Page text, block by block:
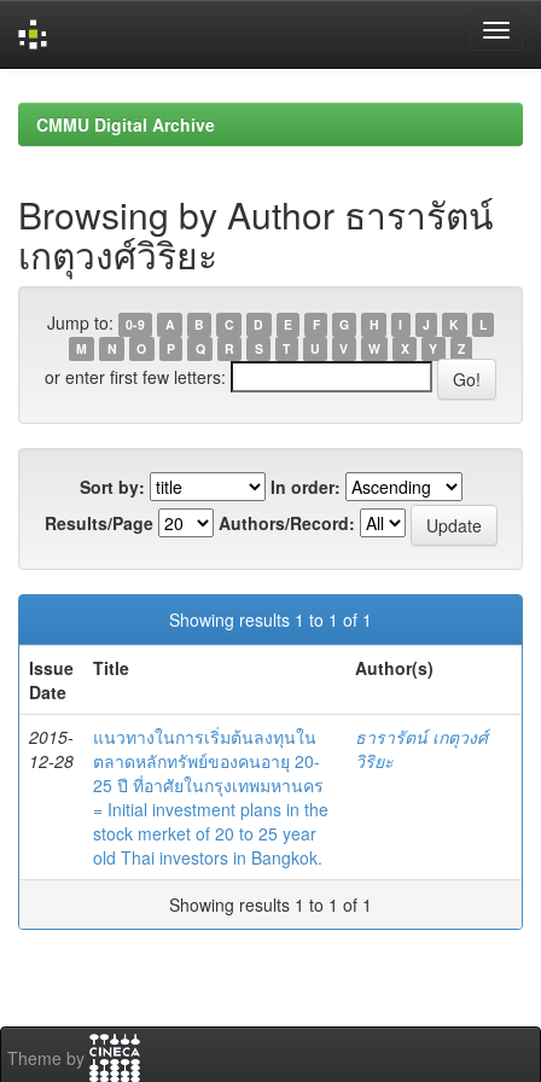
navigationCMMU Digital Archive
Browsing by Author ธารารัตน์
เกตุวงศ์วิริยะ
Jump to: 0-9 A B C D E F G H I J K
L
M
N O P Q R S T U V W X Y Z
or enter first few letters:
Sort by:
In order:
Results/Page
Authors/Record:
Showing results 1 to 1 of 1
Issue
Date
Title Author(s)
2015-
12-28
แนวทางในการเริ่มต้นลงทุนใน
ตลาดหลักทรัพย์ของคนอายุ 20-
25 ปี ที่อาศัยในกรุงเทพมหานคร
= Initial investment plans in the
stock merket of 20 to 25 year
old Thai investors in Bangkok.
ธารารัตน์ เกตุวงศ์
วิริยะ
Showing results 1 to 1 of 1
Theme by